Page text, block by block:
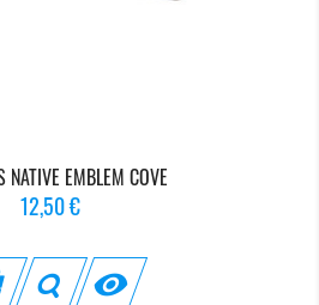
NATIVE EMBLEM COVE
Prix
12,50 €
